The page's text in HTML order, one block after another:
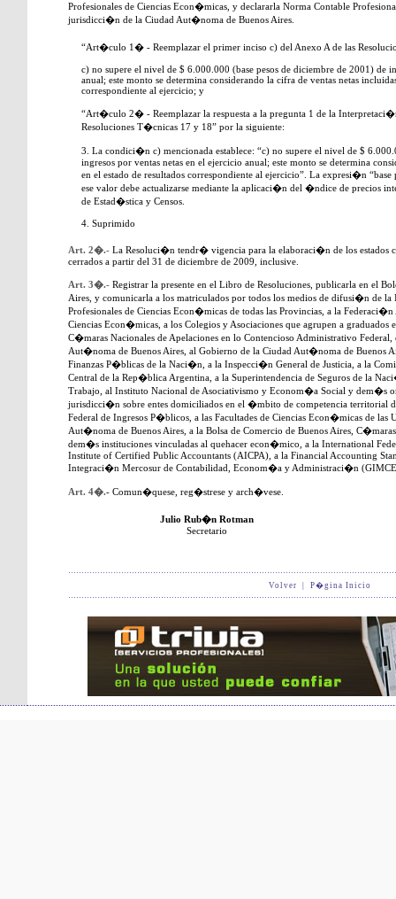
Profesionales de Ciencias Econ�micas, y declararla Norma Contable
jurisdicci�n de la Ciudad Aut�noma de Buenos Aires.
“Art�culo 1� - Reemplazar el primer inciso c) del Anexo A de las
c) no supere el nivel de $ 6.000.000 (base pesos de diciembre de 2001) de
anual; este monto se determina considerando la cifra de ventas netas
correspondiente al ejercicio; y
“Art�culo 2� - Reemplazar la respuesta a la pregunta 1 de la
Resoluciones T�cnicas 17 y 18” por la siguiente:
3. La condici�n c) mencionada establece: “c) no supere el nivel de $
ingresos por ventas netas en el ejercicio anual; este monto se determina
en el estado de resultados correspondiente al ejercicio”. La expresi�n
ese valor debe actualizarse mediante la aplicaci�n del �ndice de precios
de Estad�stica y Censos.
4. Suprimido
Art. 2�.- La Resoluci�n tendr� vigencia para la elaboraci�n de los estados
cerrados a partir del 31 de diciembre de 2009, inclusive.
Art. 3�.- Registrar la presente en el Libro de Resoluciones, publicarla en el
Aires, y comunicarla a los matriculados por todos los medios de difusi�n de
Profesionales de Ciencias Econ�micas de todas las Provincias, a la Federaci�n
Ciencias Econ�micas, a los Colegios y Asociaciones que agrupen a graduados
C�maras Nacionales de Apelaciones en lo Contencioso Administrativo
Aut�noma de Buenos Aires, al Gobierno de la Ciudad Aut�noma de Buenos
Finanzas P�blicas de la Naci�n, a la Inspecci�n General de Justicia, a la
Central de la Rep�blica Argentina, a la Superintendencia de Seguros de la
Trabajo, al Instituto Nacional de Asociativismo y Econom�a Social y dem�s
jurisdicci�n sobre entes domiciliados en el �mbito de competencia territorial
Federal de Ingresos P�blicos, a las Facultades de Ciencias Econ�micas de las
Aut�noma de Buenos Aires, a la Bolsa de Comercio de Buenos Aires,
dem�s instituciones vinculadas al quehacer econ�mico, a la International
Institute of Certified Public Accountants (AICPA), a la Financial Accounting
Integraci�n Mercosur de Contabilidad, Econom�a y Administraci�n
Art. 4�.- Comun�quese, reg�strese y arch�vese.
Julio Rub�n Rotman
Secretario
Volver P�gina Inicio